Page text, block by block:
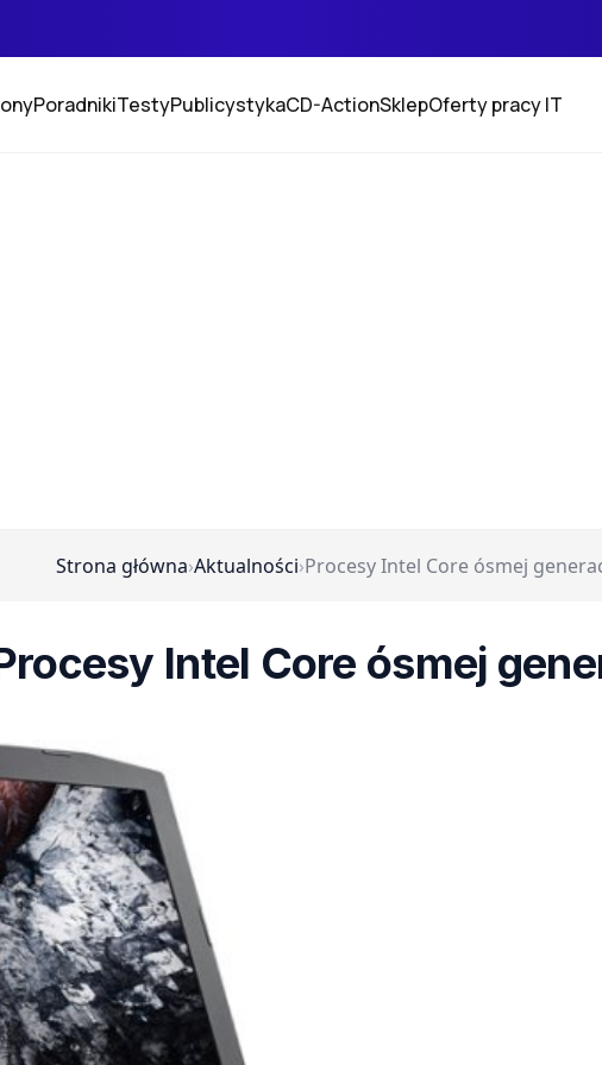
PoradnikiTestyPublicystykaCD-ActionSklepOferty pracy IT
Strona główna›Aktualności›Procesy Intel Core ósmej
Intel Core ósmej